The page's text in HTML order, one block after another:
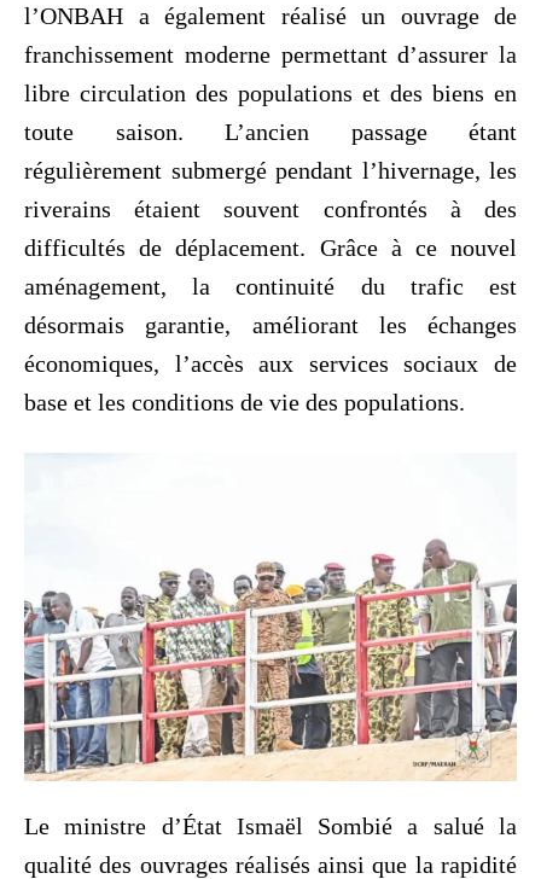
l’ONBAH a également réalisé un ouvrage de
franchissement moderne permettant d’assurer la
libre circulation des populations et des biens en
toute saison. L’ancien passage étant
régulièrement submergé pendant l’hivernage, les
riverains étaient souvent confrontés à des
difficultés de déplacement. Grâce à ce nouvel
aménagement, la continuité du trafic est
désormais garantie, améliorant les échanges
économiques, l’accès aux services sociaux de
base et les conditions de vie des populations.
Le ministre d’État Ismaël Sombié a salué la
qualité des ouvrages réalisés ainsi que la rapidité